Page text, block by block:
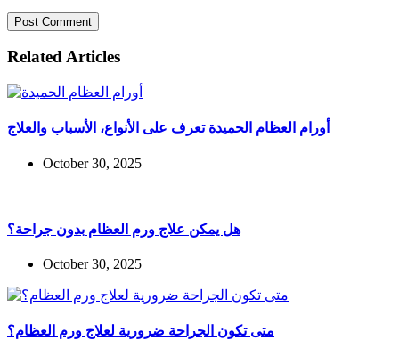
Post Comment
Related Articles
أورام العظام الحميدة تعرف على الأنواع، الأسباب والعلاج
October 30, 2025
هل يمكن علاج ورم العظام بدون جراحة؟
October 30, 2025
متى تكون الجراحة ضرورية لعلاج ورم العظام؟